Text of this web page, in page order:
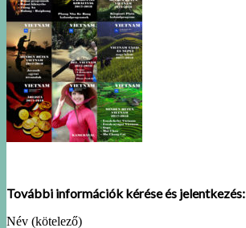
További információk kérése és jelentkezés:
Név (kötelező)